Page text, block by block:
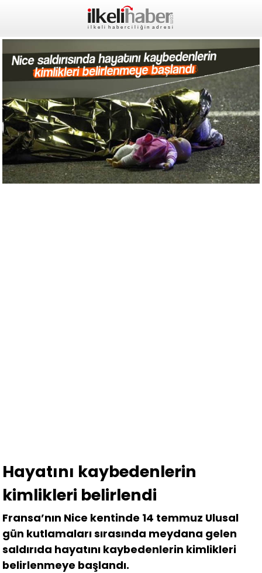
Hayatını kaybedenlerin
kimlikleri belirlendi
Fransa’nın Nice kentinde 14 temmuz Ulusal
gün kutlamaları sırasında meydana gelen
saldırıda hayatını kaybedenlerin kimlikleri
belirlenmeye başlandı.